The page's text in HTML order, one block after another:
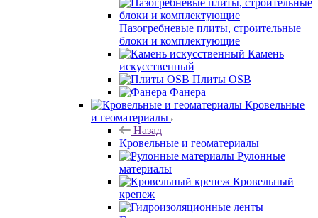
Пазогребневые плиты, строительные
блоки и комплектующие
Камень
искусственный
Плиты OSB
Фанера
Кровельные
и геоматериалы
Назад
Кровельные и геоматериалы
Рулонные
материалы
Кровельный
крепеж